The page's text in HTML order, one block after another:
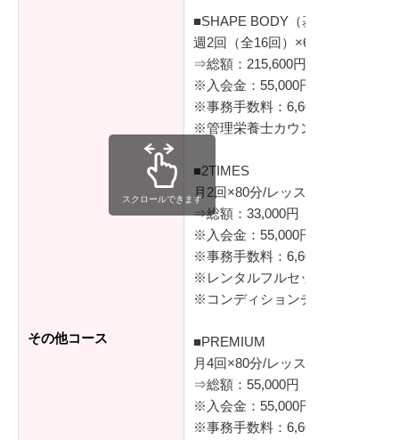
その他コース
■SHAPE BODY（基本の2ヶ月コ
週2回（全16回）×60分/レッスン
⇒総額：215,600円（税込）
※入会金：55,000円（税込）
※事務手数料：6,600円（税込）
※管理栄養士カウンセリング2回
■2TIMES
月2回×80分/レッスン
⇒総額：33,000円（税込）
※入会金：55,000円（税込）
※事務手数料：6,600円（税込）
※レンタルフルセット（シューズ
※コンディションチェック（体組
■PREMIUM
月4回×80分/レッスン
⇒総額：55,000円（税込）
※入会金：55,000円（税込）
※事務手数料：6,600円（税込）
スクロールできます